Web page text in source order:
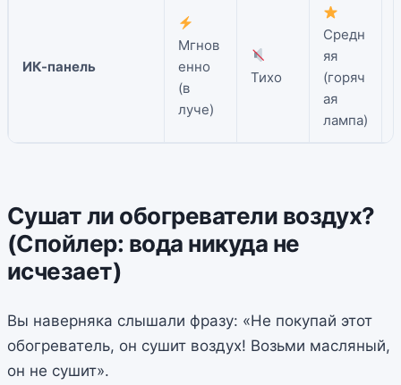
ИК-панель
Мгнов
енно
(в
луче)
Тихо
Средн
яя
(горяч
ая
лампа)
Сушат ли обогреватели воздух?
(Спойлер: вода никуда не
исчезает)
Вы наверняка слышали фразу: «Не покупай этот
обогреватель, он сушит воздух! Возьми масляный,
он не сушит».